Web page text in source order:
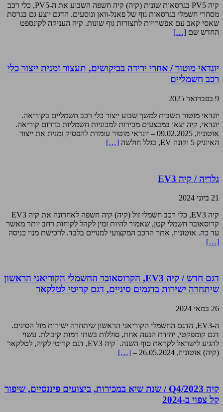
קיה PV5 בגרסאות שונות (קיה) קיה חשפה השבוע את ה-PV5, כלי רכב
מסחרי חשמלי בגרסאות גוף של פאנל-וואן ונוסעים. הדגם יוצע גם בגרסת
שאסי קאב עם אפשרויות לתצורות גוף שונות. קיה העניקה לקונספט
החדש שם […]
יונדאי מוטור / אחרי ירידה בביקושים, תעצור זמנית ייצור כלי
רכב חשמליים
9 בפברואר 2025
יונדאי מוטור תשבית למשך שבוע ייצור כלי רכב חשמליים בקוריאה.
יונדאי, קיה יצאו במבצעים מכירות למכוניות חשמליות בדרום קוריאה.
אוטוניוז, 09.02.2025 – יונדאי מוטור עומדת להפסיק זמנית את ייצור
האיוניק 5 וקונה EV, בגלל חולשה
[…]
גלריה / קיה EV3
21 ביוני 2024
קיה EV3, כלי רכב חשמלי זול (קיה) קיה חשפה לאחרונה את קיה EV3
קרוסאובר חשמלי קטן, שאמור להיות זמין לקהל לקוחות רחב יותר מאשר
עד כה. אוטוניוז, אתר הרכב המקצועי למנויים בלבד. לרכישת מנוי כניסה
[…]
דגם חדש / קיה EV3, הקרוסאובר החשמלי הקוריאני הראשון
שיתחרה ישירות בדגמים סיניים, דגם קריטי לטלקאר
26 במאי 2024
ה-EV3, הדגם החשמלי הקוריאני הראשון שיתחרה ישירות מול הסינים.
דגם קומפקטי, יחידת הנעה אחת, סוללות בשתי רמות קיבולת. עשוי
להגיע לישראל לקראת סוף השנה. ֿֿ קיה EV3, דגם קריטי לקיה, לטלקאר
(קיה) אוטוניוז, 26.05.2024 –
[…]
קיה Q4/2023 / שנת שיא במכירות, ביצועים פיננסיים, שיפור
קל צפוי ב-2024